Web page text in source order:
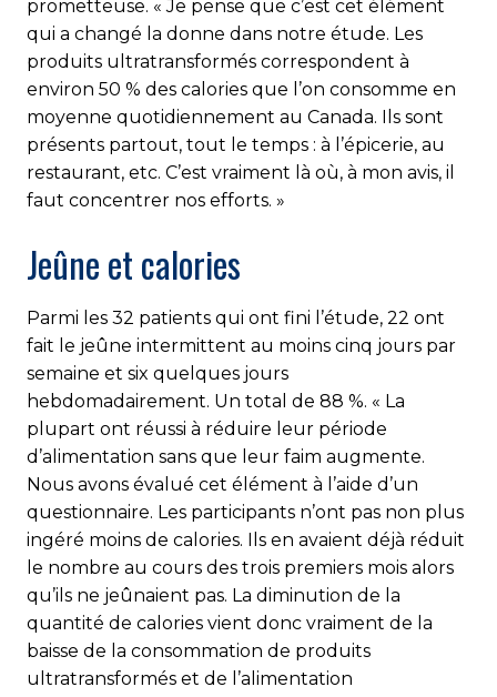
prometteuse. « Je pense que c’est cet élément
qui a changé la donne dans notre étude. Les
produits ultratransformés correspondent à
environ 50 % des calories que l’on consomme en
moyenne quotidiennement au Canada. Ils sont
présents partout, tout le temps : à l’épicerie, au
restaurant, etc. C’est vraiment là où, à mon avis, il
faut concentrer nos efforts. »
Jeûne et calories
Parmi les 32 patients qui ont fini l’étude, 22 ont
fait le jeûne intermittent au moins cinq jours par
semaine et six quelques jours
hebdomadairement. Un total de 88 %. « La
plupart ont réussi à réduire leur période
d’alimentation sans que leur faim augmente.
Nous avons évalué cet élément à l’aide d’un
questionnaire. Les participants n’ont pas non plus
ingéré moins de calories. Ils en avaient déjà réduit
le nombre au cours des trois premiers mois alors
qu’ils ne jeûnaient pas. La diminution de la
quantité de calories vient donc vraiment de la
baisse de la consommation de produits
ultratransformés et de l’alimentation